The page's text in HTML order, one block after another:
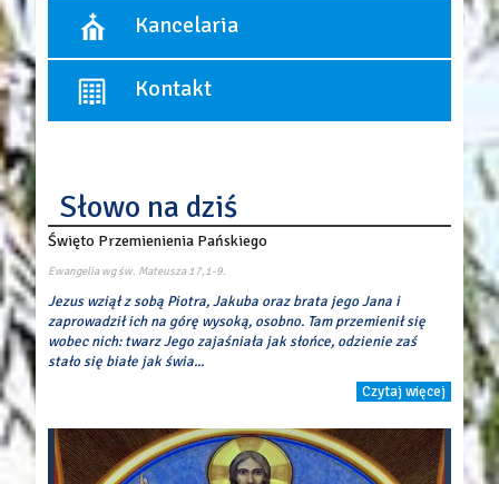
12:00
18:00
Dni powszednie:
8:00
18:00
Spowiedź odbywa się przed każdą Mszą św.
Pierwszy piątek miesiąca:
Kancelaria
Kancelaria czynna:
poniedziałek, środa, piątek
Kontakt
tel./fax 22 7220250
mail:par.objawieniapanskiego@gmail.com
Konto parafii
Alior Bank
Słowo na dziś
Święto Przemienienia Pańskiego
Ewangelia wg św. Mateusza17,1-9.
Jezus wziął z sobą Piotra, Jakuba oraz brata jego Jana i
zaprowadził ich na górę wysoką, osobno. Tam przemienił się
wobec nich: twarz Jego zajaśniała jak słońce, odzienie zaś
stało się białe jak świa...
Czytaj więcej